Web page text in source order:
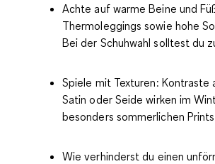
Achte auf warme Beine und
Thermoleggings sowie hohe
Bei der Schuhwahl solltest du
Spiele mit Texturen: Kontraste
Satin oder Seide wirken im
besonders sommerlichen
Wie verhinderst du einen